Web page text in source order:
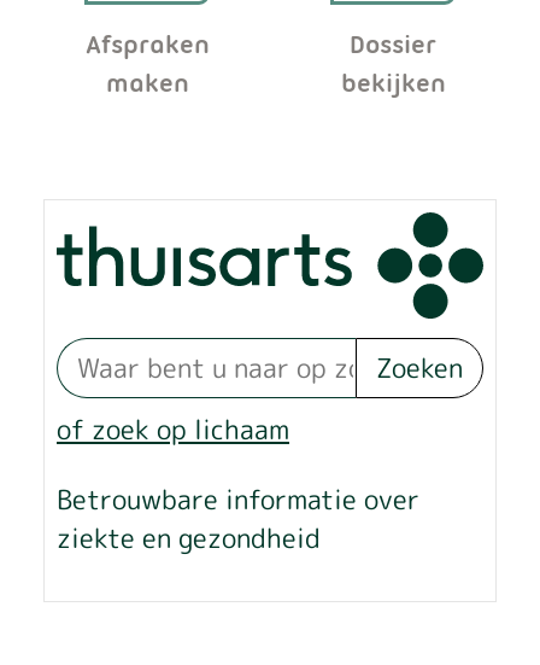
Afspraken
maken
Dossier
bekijken
Zoeken
of zoek op lichaam
Betrouwbare informatie over
ziekte en gezondheid